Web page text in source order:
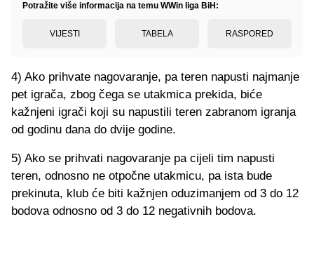
Potražite više informacija na temu WWin liga BiH:
VIJESTI TABELA RASPORED
4) Ako prihvate nagovaranje, pa teren napusti najmanje
pet igrača, zbog čega se utakmica prekida, biće
kažnjeni igrači koji su napustili teren zabranom igranja
od godinu dana do dvije godine.
5) Ako se prihvati nagovaranje pa cijeli tim napusti
teren, odnosno ne otpočne utakmicu, pa ista bude
prekinuta, klub će biti kažnjen oduzimanjem od 3 do 12
bodova odnosno od 3 do 12 negativnih bodova.